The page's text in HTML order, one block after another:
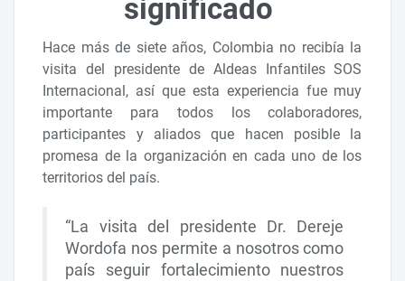
significado
Hace más de siete años, Colombia no recibía la
visita del presidente de Aldeas Infantiles SOS
Internacional, así que esta experiencia fue muy
importante para todos los colaboradores,
participantes y aliados que hacen posible la
promesa de la organización en cada uno de los
territorios del país.
“La visita del presidente Dr. Dereje
Wordofa nos permite a nosotros como
país seguir fortalecimiento nuestros